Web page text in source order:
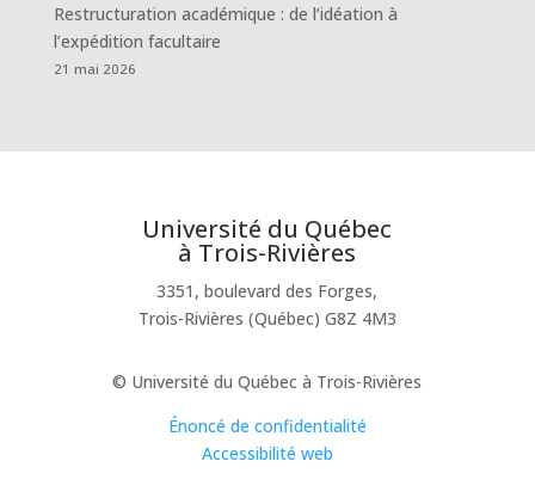
Restructuration académique : de l’idéation à
l’expédition facultaire
21 mai 2026
Université du Québec
à Trois-Rivières
3351, boulevard des Forges,
Trois-Rivières (Québec) G8Z 4M3
© Université du Québec à Trois-Rivières
Énoncé de confidentialité
Accessibilité web